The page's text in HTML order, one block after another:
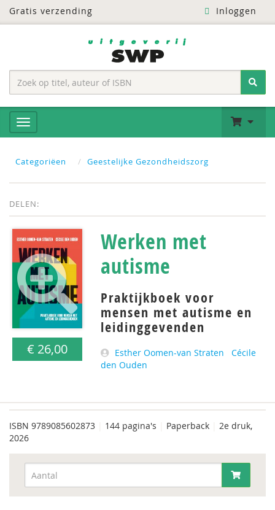
Gratis verzending Inloggen
Categoriëen Geestelijke Gezondheidszorg
DELEN:
€ 26,00
Werken met
autisme
Praktijkboek voor
mensen met autisme en
leidinggevenden
Esther Oomen-van Straten
Cécile
den Ouden
ISBN 9789085602873 144 pagina's Paperback
2e druk,
2026